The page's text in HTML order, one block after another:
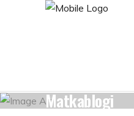
Matkablogi